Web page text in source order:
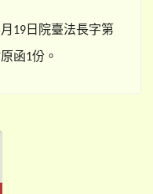
月 19 日院臺法長字第
函1份。